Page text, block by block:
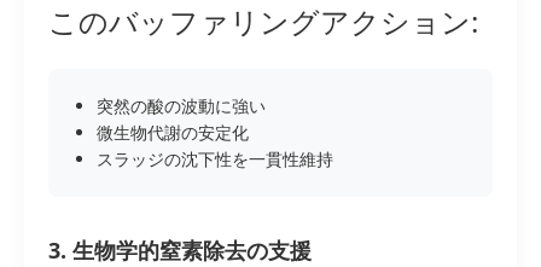
このバッファリングアクション:
突然の酸の波動に強い
微生物代謝の安定化
スラッジの沈下性を一貫性維持
3. 生物学的窒素除去の支援